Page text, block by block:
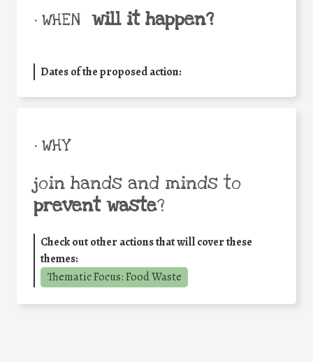
• WHEN will it happen?
Dates of the proposed action:
• WHY
join hands and minds to
prevent waste?
Check out other actions that will cover these
themes:
Thematic Focus: Food Waste